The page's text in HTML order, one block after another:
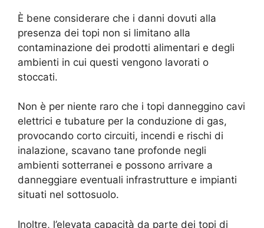
È bene considerare che i danni dovuti alla
presenza dei topi non si limitano alla
contaminazione dei prodotti alimentari e degli
ambienti in cui questi vengono lavorati o
stoccati.
Non è per niente raro che i topi danneggino cavi
elettrici e tubature per la conduzione di gas,
provocando corto circuiti, incendi e rischi di
inalazione, scavano tane profonde negli
ambienti sotterranei e possono arrivare a
danneggiare eventuali infrastrutture e impianti
situati nel sottosuolo.
Inoltre, l’elevata capacità da parte dei topi di